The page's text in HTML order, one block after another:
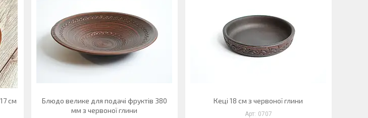
см
Блюдо велике для подачі фруктів 380
мм з червоної глини
Кеці 18 см з червоної глини
0707